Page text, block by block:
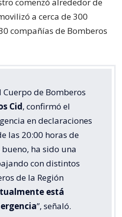
comenzó alrededor de
a cerca de 300
compañías de Bomberos
de Bomberos
Cid, confirmó el
en declaraciones
las 20:00 horas de
bueno, ha sido una
con distintos
de la Región
está
”, señaló.